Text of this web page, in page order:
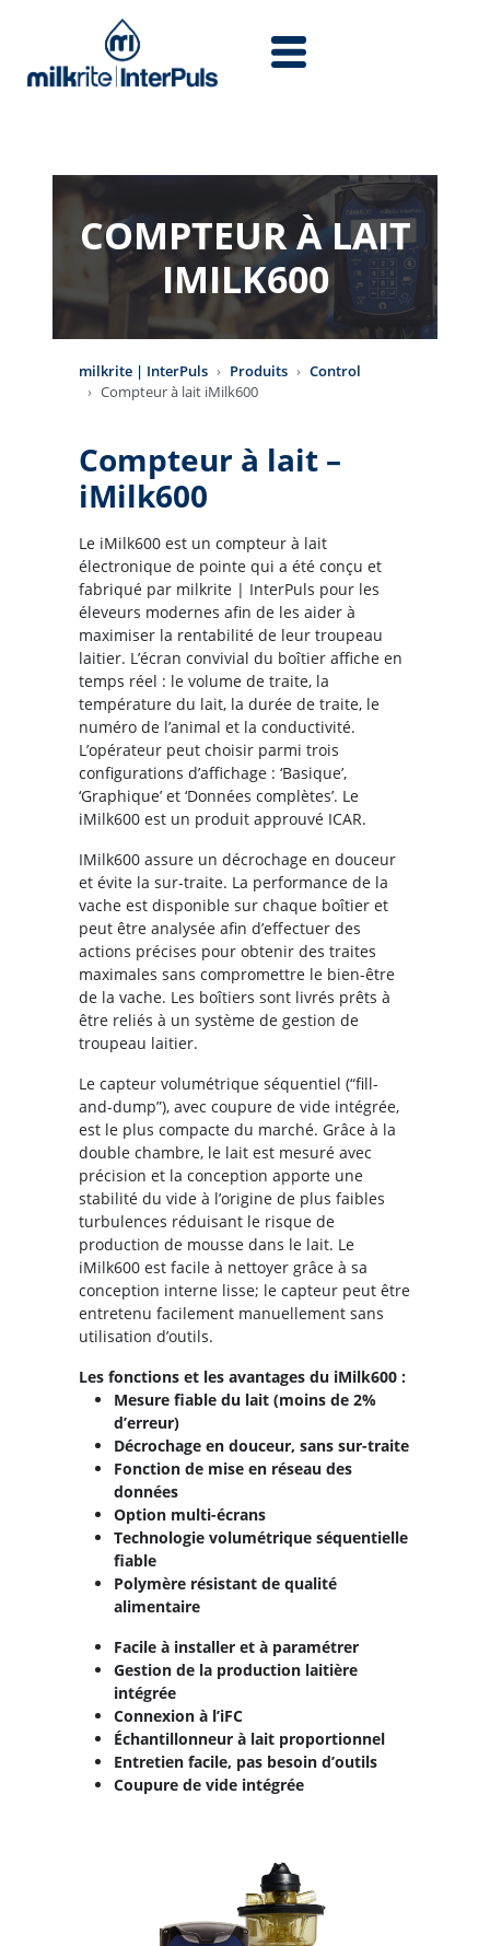
COMPTEUR À LAIT
IMILK600
milkrite | InterPuls Produits
Control
Compteur à lait iMilk600
Compteur à lait –
iMilk600
Le iMilk600 est un compteur à lait
électronique de pointe qui a été conçu et
fabriqué par milkrite | InterPuls pour les
éleveurs modernes afin de les aider à
maximiser la rentabilité de leur troupeau
laitier. L’écran convivial du boîtier affiche en
temps réel : le volume de traite, la
température du lait, la durée de traite, le
numéro de l’animal et la conductivité.
L’opérateur peut choisir parmi trois
configurations d’affichage : ‘Basique’,
‘Graphique’ et ‘Données complètes’. Le
iMilk600 est un produit approuvé ICAR.
IMilk600 assure un décrochage en douceur
et évite la sur-traite. La performance de la
vache est disponible sur chaque boîtier et
peut être analysée afin d’effectuer des
actions précises pour obtenir des traites
maximales sans compromettre le bien-être
de la vache. Les boîtiers sont livrés prêts à
être reliés à un système de gestion de
troupeau laitier.
Le capteur volumétrique séquentiel (“fill-
and-dump”), avec coupure de vide intégrée,
est le plus compacte du marché. Grâce à la
double chambre, le lait est mesuré avec
précision et la conception apporte une
stabilité du vide à l’origine de plus faibles
turbulences réduisant le risque de
production de mousse dans le lait. Le
iMilk600 est facile à nettoyer grâce à sa
conception interne lisse; le capteur peut être
entretenu facilement manuellement sans
utilisation d’outils.
Les fonctions et les avantages du iMilk600 :
Mesure fiable du lait (moins de 2%
d’erreur)
Décrochage en douceur, sans sur-traite
Fonction de mise en réseau des
données
Option multi-écrans
Technologie volumétrique séquentielle
fiable
Polymère résistant de qualité
alimentaire
Facile à installer et à paramétrer
Gestion de la production laitière
intégrée
Connexion à l’iFC
Échantillonneur à lait proportionnel
Entretien facile, pas besoin d’outils
Coupure de vide intégrée